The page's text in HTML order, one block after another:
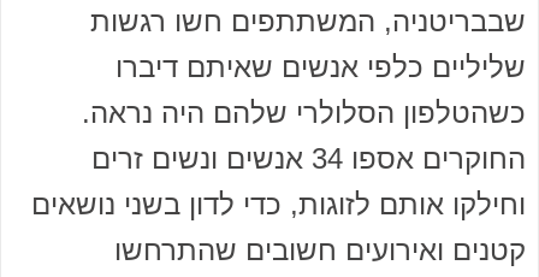
שבבריטניה, המשתתפים חשו רגשות
שליליים כלפי אנשים שאיתם דיברו
כשהטלפון הסלולרי שלהם היה נראה.
החוקרים אספו 34 אנשים ונשים זרים
וחילקו אותם לזוגות, כדי לדון בשני נושאים
קטנים ואירועים חשובים שהתרחשו